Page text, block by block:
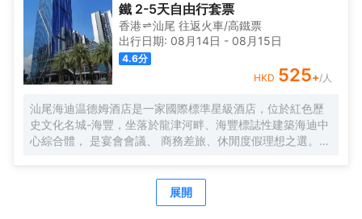
鐵 2-5天自由行套票
香港 汕尾 往返火車/高鐵票
出行日期: 08月14日 - 08月15日
4.6分
HKD 525+/人
汕尾海迪温德姆酒店是一家國際標準星級酒店，位於紅色歷
史文化名城-海豐，坐落於龍津河畔、海豐標誌性建築海迪中
心綜合體， 是宴會會議、 商務差旅、休閒度假理想之選。
展開